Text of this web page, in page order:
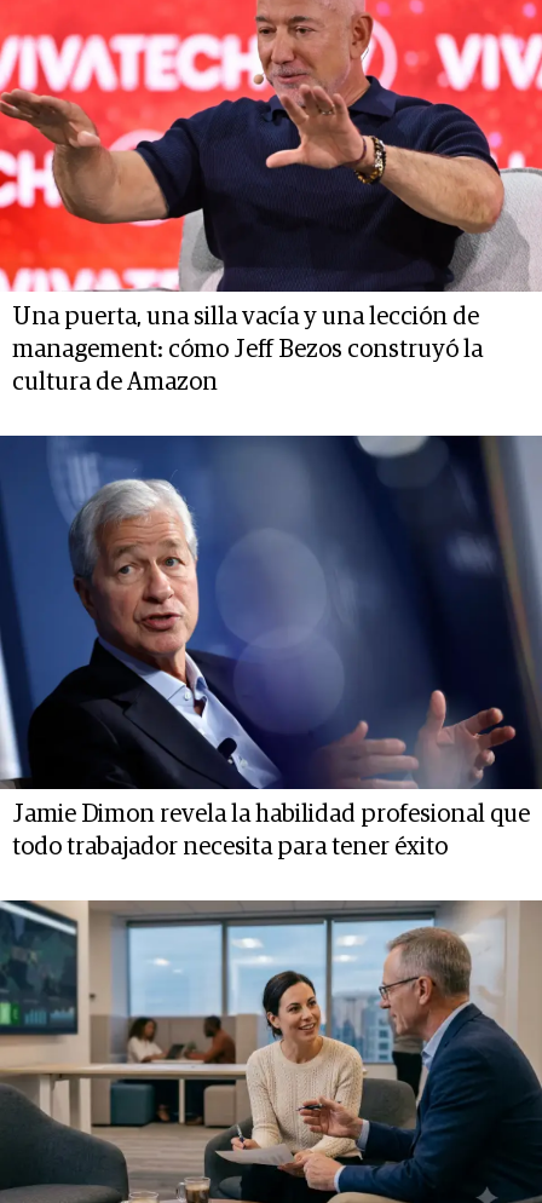
Una puerta, una silla vacía y una lección de
management: cómo Jeff Bezos construyó la
cultura de Amazon
Jamie Dimon revela la habilidad profesional que
todo trabajador necesita para tener éxito